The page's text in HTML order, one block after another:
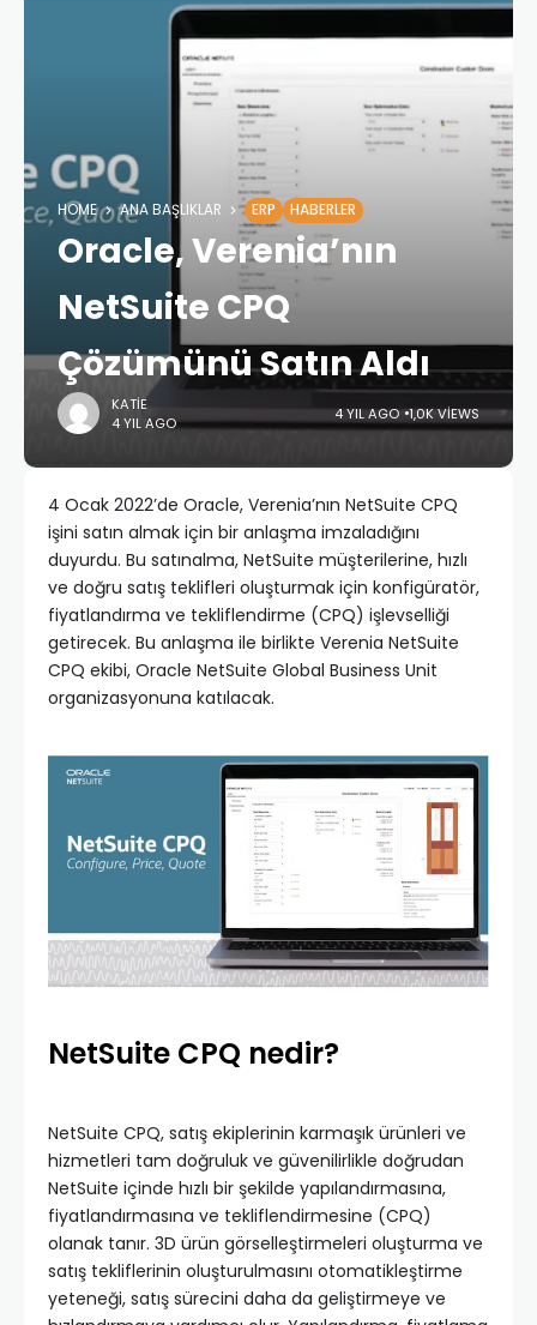
HOME ANA BAŞLIKLAR ERP HABERLER
Oracle, Verenia’nın
NetSuite CPQ
Çözümünü Satın Aldı
KATIE
4 YIL AGO
4 YIL AGO 1,0K VIEWS
4 Ocak 2022’de Oracle, Verenia’nın NetSuite CPQ
işini satın almak için bir anlaşma imzaladığını
duyurdu. Bu satınalma, NetSuite müşterilerine, hızlı
ve doğru satış teklifleri oluşturmak için konfigüratör,
fiyatlandırma ve tekliflendirme (CPQ) işlevselliği
getirecek. Bu anlaşma ile birlikte Verenia NetSuite
CPQ ekibi, Oracle NetSuite Global Business Unit
organizasyonuna katılacak.
NetSuite CPQ nedir?
NetSuite CPQ, satış ekiplerinin karmaşık ürünleri ve
hizmetleri tam doğruluk ve güvenilirlikle doğrudan
NetSuite içinde hızlı bir şekilde yapılandırmasına,
fiyatlandırmasına ve tekliflendirmesine (CPQ)
olanak tanır. 3D ürün görselleştirmeleri oluşturma ve
satış tekliflerinin oluşturulmasını otomatikleştirme
yeteneği, satış sürecini daha da geliştirmeye ve